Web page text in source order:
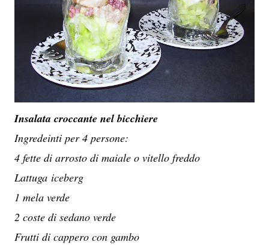
Insalata croccante nel bicchiere
Ingredeinti per 4 persone:
4 fette di arrosto di maiale o vitello freddo
Lattuga iceberg
1 mela verde
2 coste di sedano verde
Frutti di cappero con gambo